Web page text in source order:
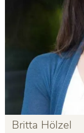
Britta Hölzel